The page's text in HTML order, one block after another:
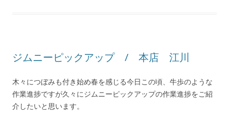
ジムニーピックアップ / 本店 江川
木々につぼみも付き始め春を感じる今日この頃、牛歩のような
作業進捗ですが久々にジムニーピックアップの作業進捗をご紹
介したいと思います。